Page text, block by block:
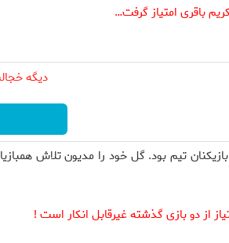
دیگه
تیم بود. گل خود را مدیون تلاش